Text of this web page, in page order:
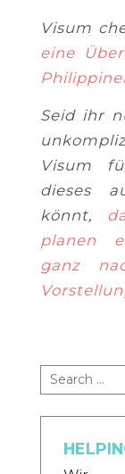
Visum
eine
Seid ihr
Visum
dieses
könnt,
planen
ganz
Search for: